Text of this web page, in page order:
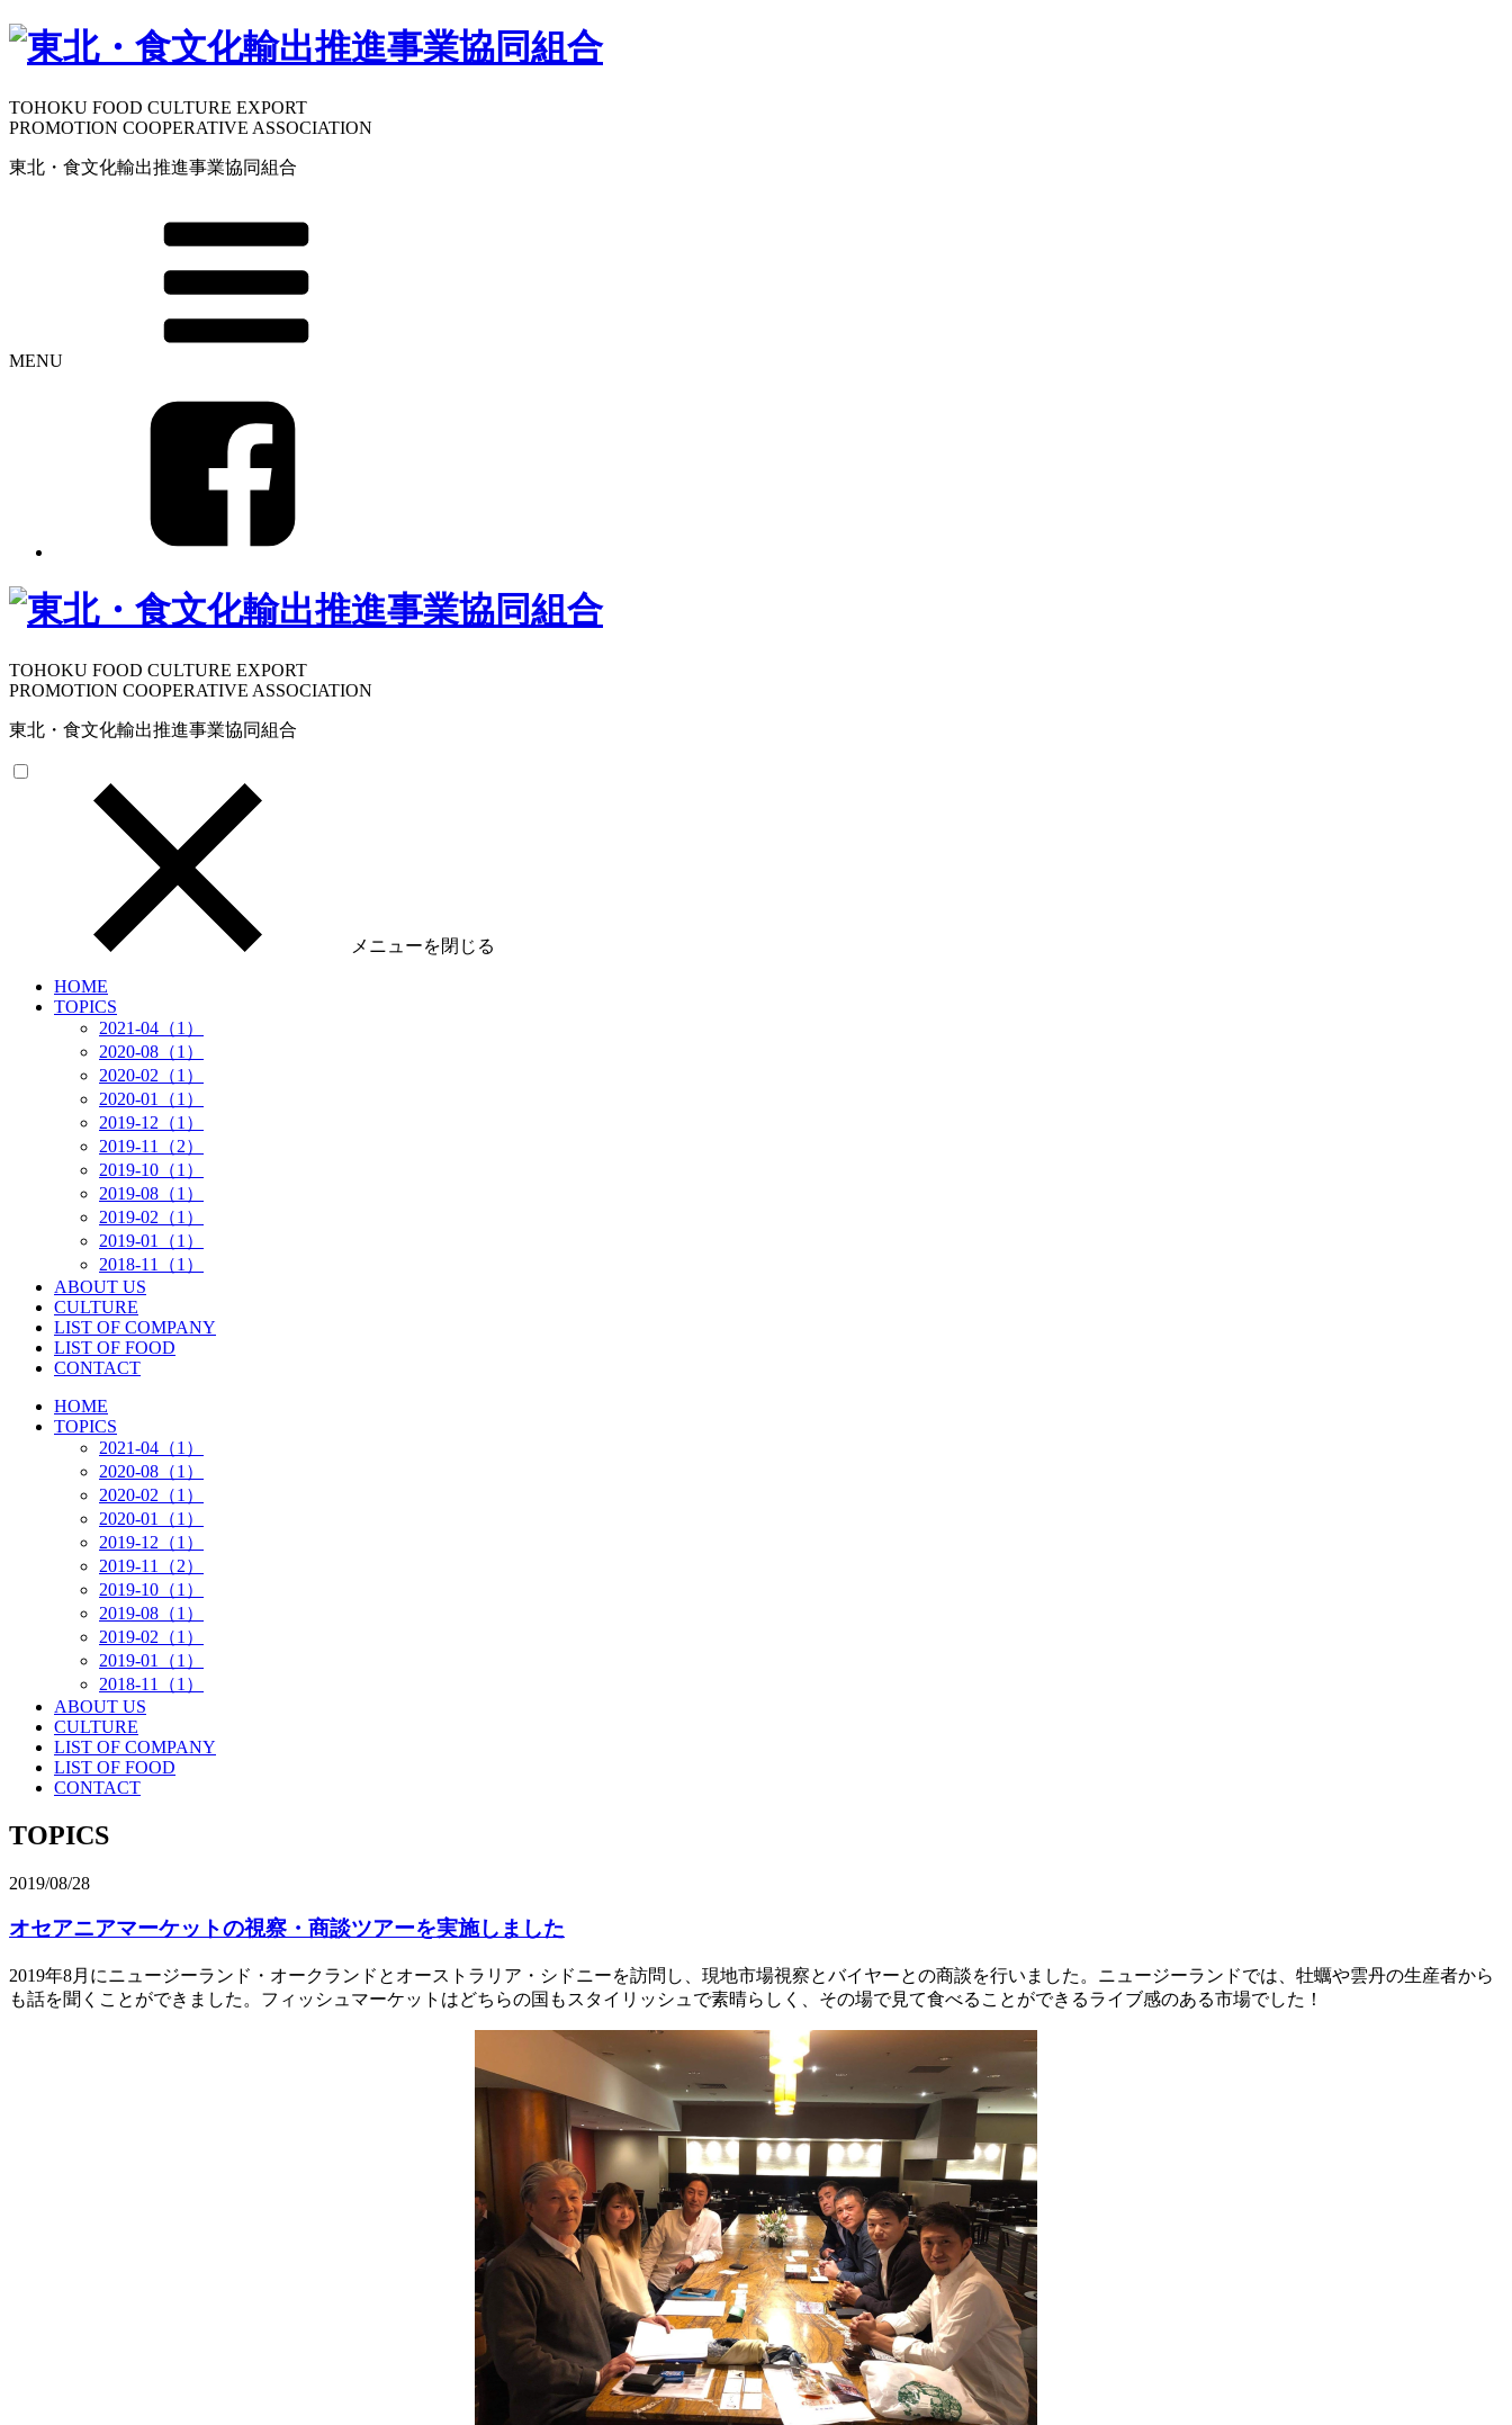
TOHOKU FOOD CULTURE EXPORT
PROMOTION COOPERATIVE ASSOCIATION
東北・食文化輸出推進事業協同組合
MENU
TOHOKU FOOD CULTURE EXPORT
PROMOTION COOPERATIVE ASSOCIATION
東北・食文化輸出推進事業協同組合
メニューを閉じる
HOME
TOPICS
2021-04（1）
2020-08（1）
2020-02（1）
2020-01（1）
2019-12（1）
2019-11（2）
2019-10（1）
2019-08（1）
2019-02（1）
2019-01（1）
2018-11（1）
ABOUT US
CULTURE
LIST OF COMPANY
LIST OF FOOD
CONTACT
HOME
TOPICS
2021-04（1）
2020-08（1）
2020-02（1）
2020-01（1）
2019-12（1）
2019-11（2）
2019-10（1）
2019-08（1）
2019-02（1）
2019-01（1）
2018-11（1）
ABOUT US
CULTURE
LIST OF COMPANY
LIST OF FOOD
CONTACT
TOPICS
2019/08/28
オセアニアマーケットの視察・商談ツアーを実施しました
2019年8月にニュージーランド・オークランドとオーストラリア・シドニーを訪問し、現地市場視察とバイヤーとの商談を行いました。ニュージーランドでは、牡蠣や雲丹の生産者から
も話を聞くことができました。フィッシュマーケットはどちらの国もスタイリッシュで素晴らしく、その場で見て食べることができるライブ感のある市場でした！